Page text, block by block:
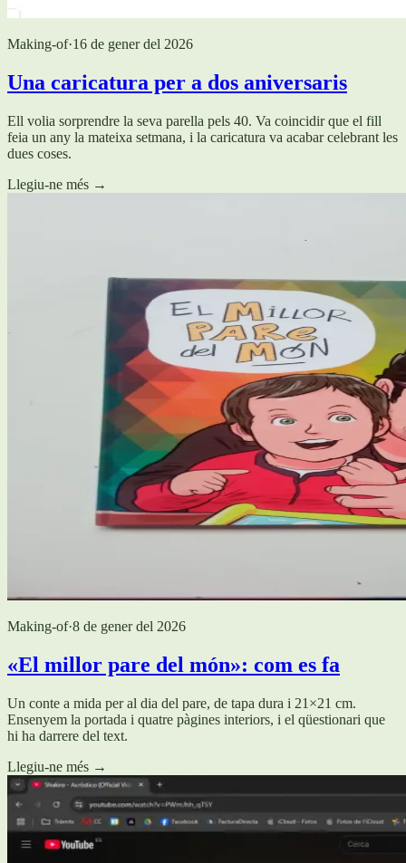
Making-of·16 de gener del 2026
Una caricatura per a dos aniversaris
Ell volia sorprendre la seva parella pels 40. Va coincidir que el fill
feia un any la mateixa setmana, i la caricatura va acabar celebrant les
dues coses.
Llegiu-ne més →
Making-of·8 de gener del 2026
«El millor pare del món»: com es fa
Un conte a mida per al dia del pare, de tapa dura i 21×21 cm.
Ensenyem la portada i quatre pàgines interiors, i el qüestionari que
hi ha darrere del text.
Llegiu-ne més →